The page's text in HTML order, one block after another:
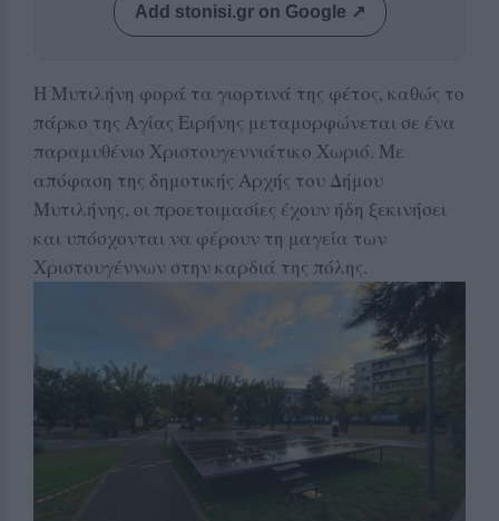
Add stonisi.gr on Google ↗
Η Μυτιλήνη φορά τα γιορτινά της φέτος, καθώς το
πάρκο της Αγίας Ειρήνης μεταμορφώνεται σε ένα
παραμυθένιο Χριστουγεννιάτικο Χωριό. Με
απόφαση της δημοτικής Αρχής του Δήμου
Μυτιλήνης, οι προετοιμασίες έχουν ήδη ξεκινήσει
και υπόσχονται να φέρουν τη μαγεία των
Χριστουγέννων στην καρδιά της πόλης.